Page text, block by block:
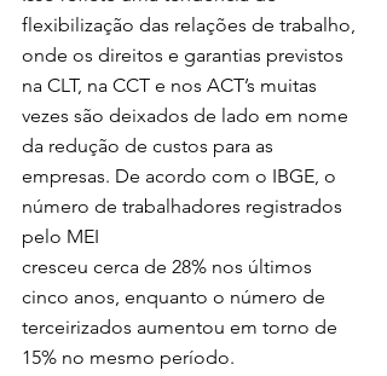
flexibilização das relações de trabalho,
onde os direitos e garantias previstos
na CLT, na CCT e nos ACT’s muitas
vezes são deixados de lado em nome
da redução de custos para as
empresas. De acordo com o IBGE, o
número de trabalhadores registrados
pelo MEI
cresceu cerca de 28% nos últimos
cinco anos, enquanto o número de
terceirizados aumentou em torno de
15% no mesmo período.